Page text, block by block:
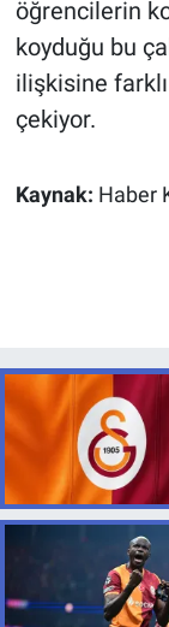
öğrencilerin
koyduğu bu
ilişkisine
çekiyor.
Kaynak: Haber